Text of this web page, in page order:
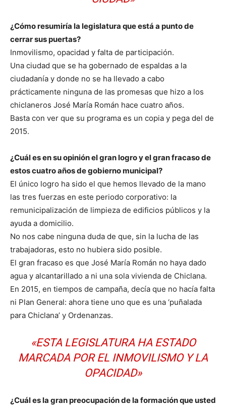
¿Cómo resumiría la legislatura que está a punto de
cerrar sus puertas?
Inmovilismo, opacidad y falta de participación.
Una ciudad que se ha gobernado de espaldas a la
ciudadanía y donde no se ha llevado a cabo
prácticamente ninguna de las promesas que hizo a los
chiclaneros José María Román hace cuatro años.
Basta con ver que su programa es un copia y pega del de
2015.
¿Cuál es en su opinión el gran logro y el gran fracaso de
estos cuatro años de gobierno municipal?
El único logro ha sido el que hemos llevado de la mano
las tres fuerzas en este periodo corporativo: la
remunicipalización de limpieza de edificios públicos y la
ayuda a domicilio.
No nos cabe ninguna duda de que, sin la lucha de las
trabajadoras, esto no hubiera sido posible.
El gran fracaso es que José María Román no haya dado
agua y alcantarillado a ni una sola vivienda de Chiclana.
En 2015, en tiempos de campaña, decía que no hacía falta
ni Plan General: ahora tiene uno que es una ‘puñalada
para Chiclana’ y Ordenanzas.
«ESTA LEGISLATURA HA ESTADO
MARCADA POR EL INMOVILISMO Y LA
OPACIDAD»
¿Cuál es la gran preocupación de la formación que usted